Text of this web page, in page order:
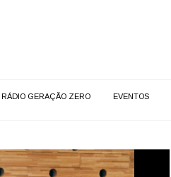
RÁDIO GERAÇÃO ZERO EVENTOS